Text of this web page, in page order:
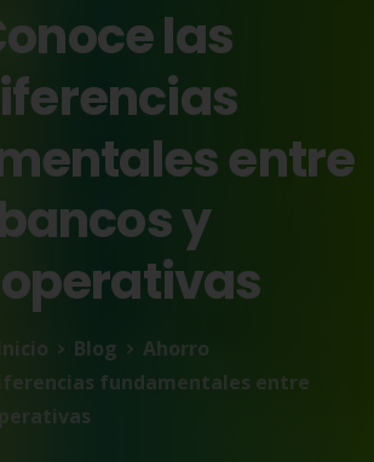
las
entre
y
Blog
Ahorro
fundamentales entre